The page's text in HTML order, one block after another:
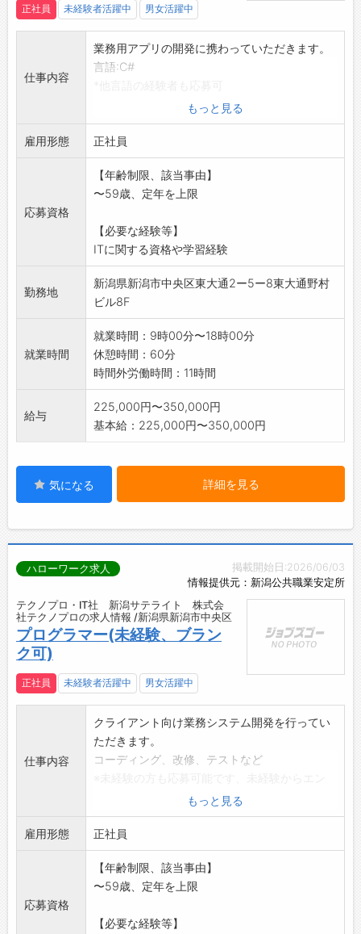
正社員 未経験者活躍中 男女活躍中
仕事内容
業務用アプリの開発に携わっていただきます。
言語:C#
*経験の浅い方には教育制度があります。
*社内研修(Winスクール、eラーニング)を受けス
キルアップ
を図ることが出来ます。
*資格受験料半額補助(合格時)、資格取得報奨金
制度
※将来の業務の変更:会社の定める業務の範囲で
あり
※就業場所の変更:会社の定める場所(リモートワ
ークの場所含む
もっと見る
雇用形態 正社員
応募資格
【年齢制限、該当事由】
〜59歳、定年を上限
【必要な経験等】
ITに関する資格や学習経験
勤務地
新潟県新潟市中央区東大通2ー5ー8東大通野村
ビル8F
就業時間
就業時間：9時00分〜18時00分
休憩時間：60分
時間外労働時間：11時間
給与
225,000円〜350,000円
基本給：225,000円〜350,000円
気になる 詳細を見る
掲載開始日:2026/06/03
情報提供元：新潟公共職業安定所
ハローワーク求人
テクノプロ・IT社 新潟サテライト 株式会
社テクノプロの求人情報 /新潟県新潟市中央区
プログラマー(未経験、ブラン
ク可)
正社員 未経験者活躍中 男女活躍中
仕事内容
クライアント向け業務システム開発を行ってい
ただきます。
コーディング、改修、テストなど
ジニアに挑戦できる
環境が整っています
※ブランクがある方も歓迎します。
※学習時代の学習、独学、資格取得など学習方
法は問いませんが、
学習経験があれば尚可
もっと見る
雇用形態 正社員
応募資格
【年齢制限、該当事由】
〜59歳、定年を上限
【必要な経験等】